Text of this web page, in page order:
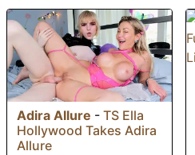
Adira Allure - TS Ella
Hollywood Takes Adira
Allure